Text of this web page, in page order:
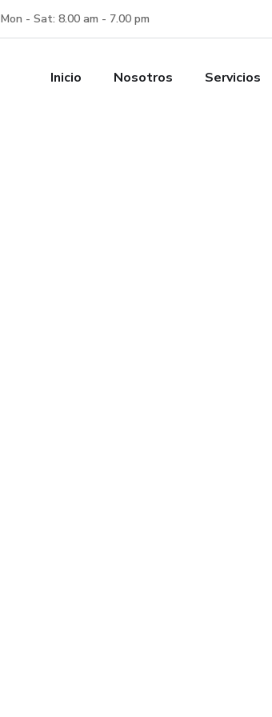
Mon - Sat: 8.00 am - 7.00 pm
Inicio Nosotros Servicios